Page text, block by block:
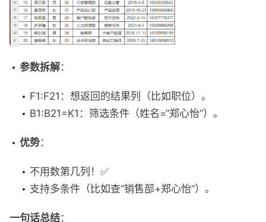
参数拆解：
F1:F21：想返回的结果列（比如职位）。
B1:B21=K1：筛选条件（姓名=“郑心怡”）。
优势：
不用数第几列！✅
支持多条件（比如查“销售部+郑心怡”）。
一句话总结：